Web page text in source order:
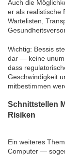
Auch die
er als realistische
Wartelisten,
Wichtig: Bessis
dar — keine
dass
Geschwindigkeit
mitbestimmen
Schnittstellen
Risiken
Ein weiteres
Computer —